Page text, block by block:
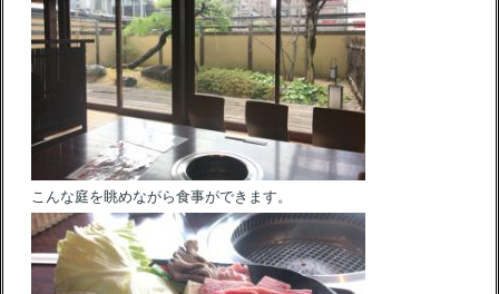
こんな庭を眺めながら食事ができます。